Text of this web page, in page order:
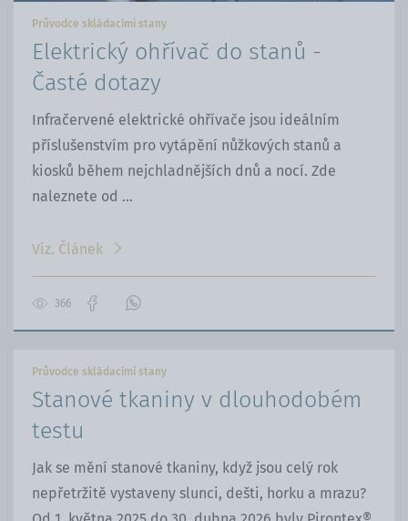
Průvodce skládacími stany
Elektrický ohřívač do stanů -
Časté dotazy
Infračervené elektrické ohřívače jsou ideálním
příslušenstvím pro vytápění nůžkových stanů a
kiosků během nejchladnějších dnů a nocí. Zde
naleznete od ...
Viz. Článek
366 Přejít
na
Facebooku
Kontaktujte
nás
Průvodce skládacími stany
Stanové tkaniny v dlouhodobém
testu
Jak se mění stanové tkaniny, když jsou celý rok
nepřetržitě vystaveny slunci, dešti, horku a mrazu?